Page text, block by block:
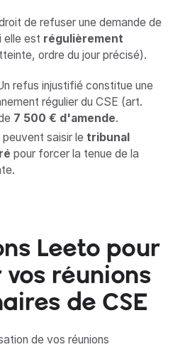
de refuser une demande de
elle est régulièrement
ordre du jour précisé).
refus injustifié constitue une
régulier du CSE (art.
7 500 € d'amende.
peuvent saisir le tribunal
pour forcer la tenue de la
Leeto pour
réunions
de CSE
de vos réunions